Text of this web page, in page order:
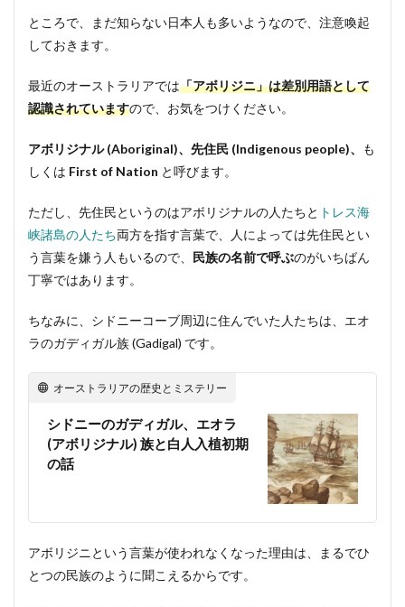
ところで、まだ知らない日本人も多いようなので、注意喚起
しておきます。
最近のオーストラリアでは「アボリジニ」は差別用語として
認識されていますので、お気をつけください。
アボリジナル (Aboriginal)、先住民 (Indigenous people)、
も
しくは First of Nation と呼びます。
ただし、先住民というのはアボリジナルの人たちと トレス海
峡諸島の人たち両方を指す言葉で、人によっては先住民とい
う言葉を嫌う人もいるので、 民族の名前で呼ぶのがいちばん
丁寧ではあります。
ちなみに、シドニーコーブ周辺に住んでいた人たちは、エオ
ラのガディガル族 (Gadigal) です。
オーストラリアの歴史とミステリー
シドニーのガディガル、エオラ
(アボリジナル) 族と白人入植初期
の話
アボリジニという言葉が使われなくなった理由は、まるでひ
とつの民族のように聞こえるからです。